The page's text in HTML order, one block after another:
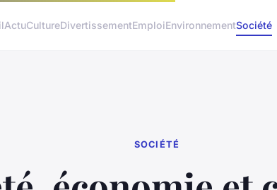
ActuCultureDivertissementEmploiEnvironnementSociété
SOCIÉTÉ